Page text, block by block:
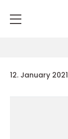
12. January 2021